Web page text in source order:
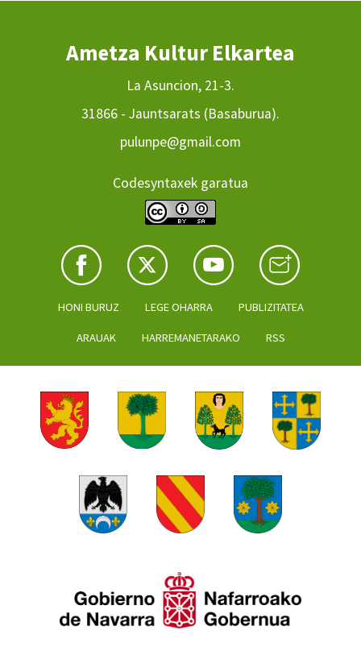
Ametza Kultur Elkartea
La Asuncion, 21-3.
31866 - Jauntsarats (Basaburua).
pulunpe@gmail.com
Codesyntaxek garatua
HONI BURUZ LEGE OHARRA PUBLIZITATEA
ARAUAK HARREMANETARAKO RSS